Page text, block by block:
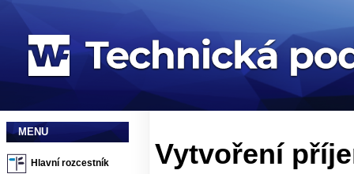
MENU
Hlavní rozcestník
Vytvoření